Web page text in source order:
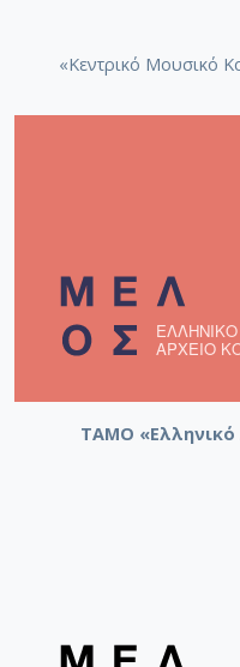
«Κεντρικό Μουσικό
ΤΑΜΟ